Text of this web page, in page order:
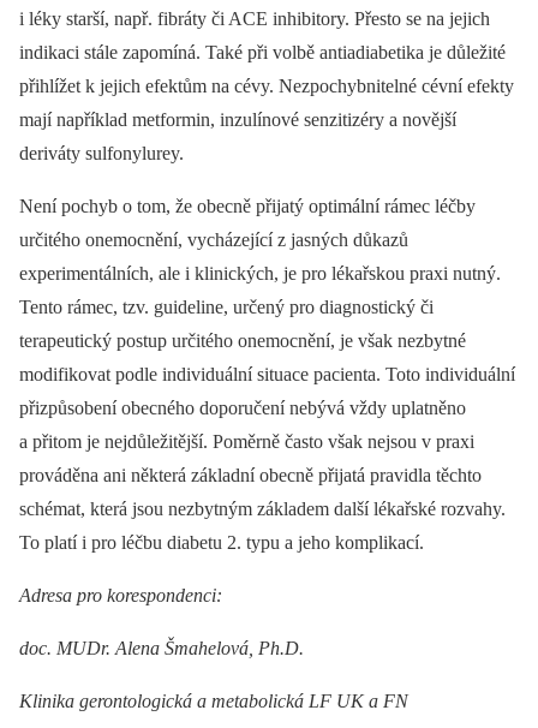
i léky starší, např. fibráty či ACE inhibitory. Přesto se na jejich
indikaci stále zapomíná. Také při volbě antiadiabetika je důležité
přihlížet k jejich efektům na cévy. Nezpochybnitelné cévní efekty
mají například metformin, inzulínové senzitizéry a novější
deriváty sulfonylurey.
Není pochyb o tom, že obecně přijatý optimální rámec léčby
určitého onemocnění, vycházející z jasných důkazů
experimentálních, ale i klinických, je pro lékařskou praxi nutný.
Tento rámec, tzv. guideline, určený pro diagnostický či
terapeutický postup určitého onemocnění, je však nezbytné
modifikovat podle individuální situace pacienta. Toto individuální
přizpůsobení obecného doporučení nebývá vždy uplatněno
a přitom je nejdůležitější. Poměrně často však nejsou v praxi
prováděna ani některá základní obecně přijatá pravidla těchto
schémat, která jsou nezbytným základem další lékařské rozvahy.
To platí i pro léčbu diabetu 2. typu a jeho komplikací.
Adresa pro korespondenci:
doc. MUDr. Alena Šmahelová, Ph.D.
Klinika gerontologická a metabolická LF UK a FN